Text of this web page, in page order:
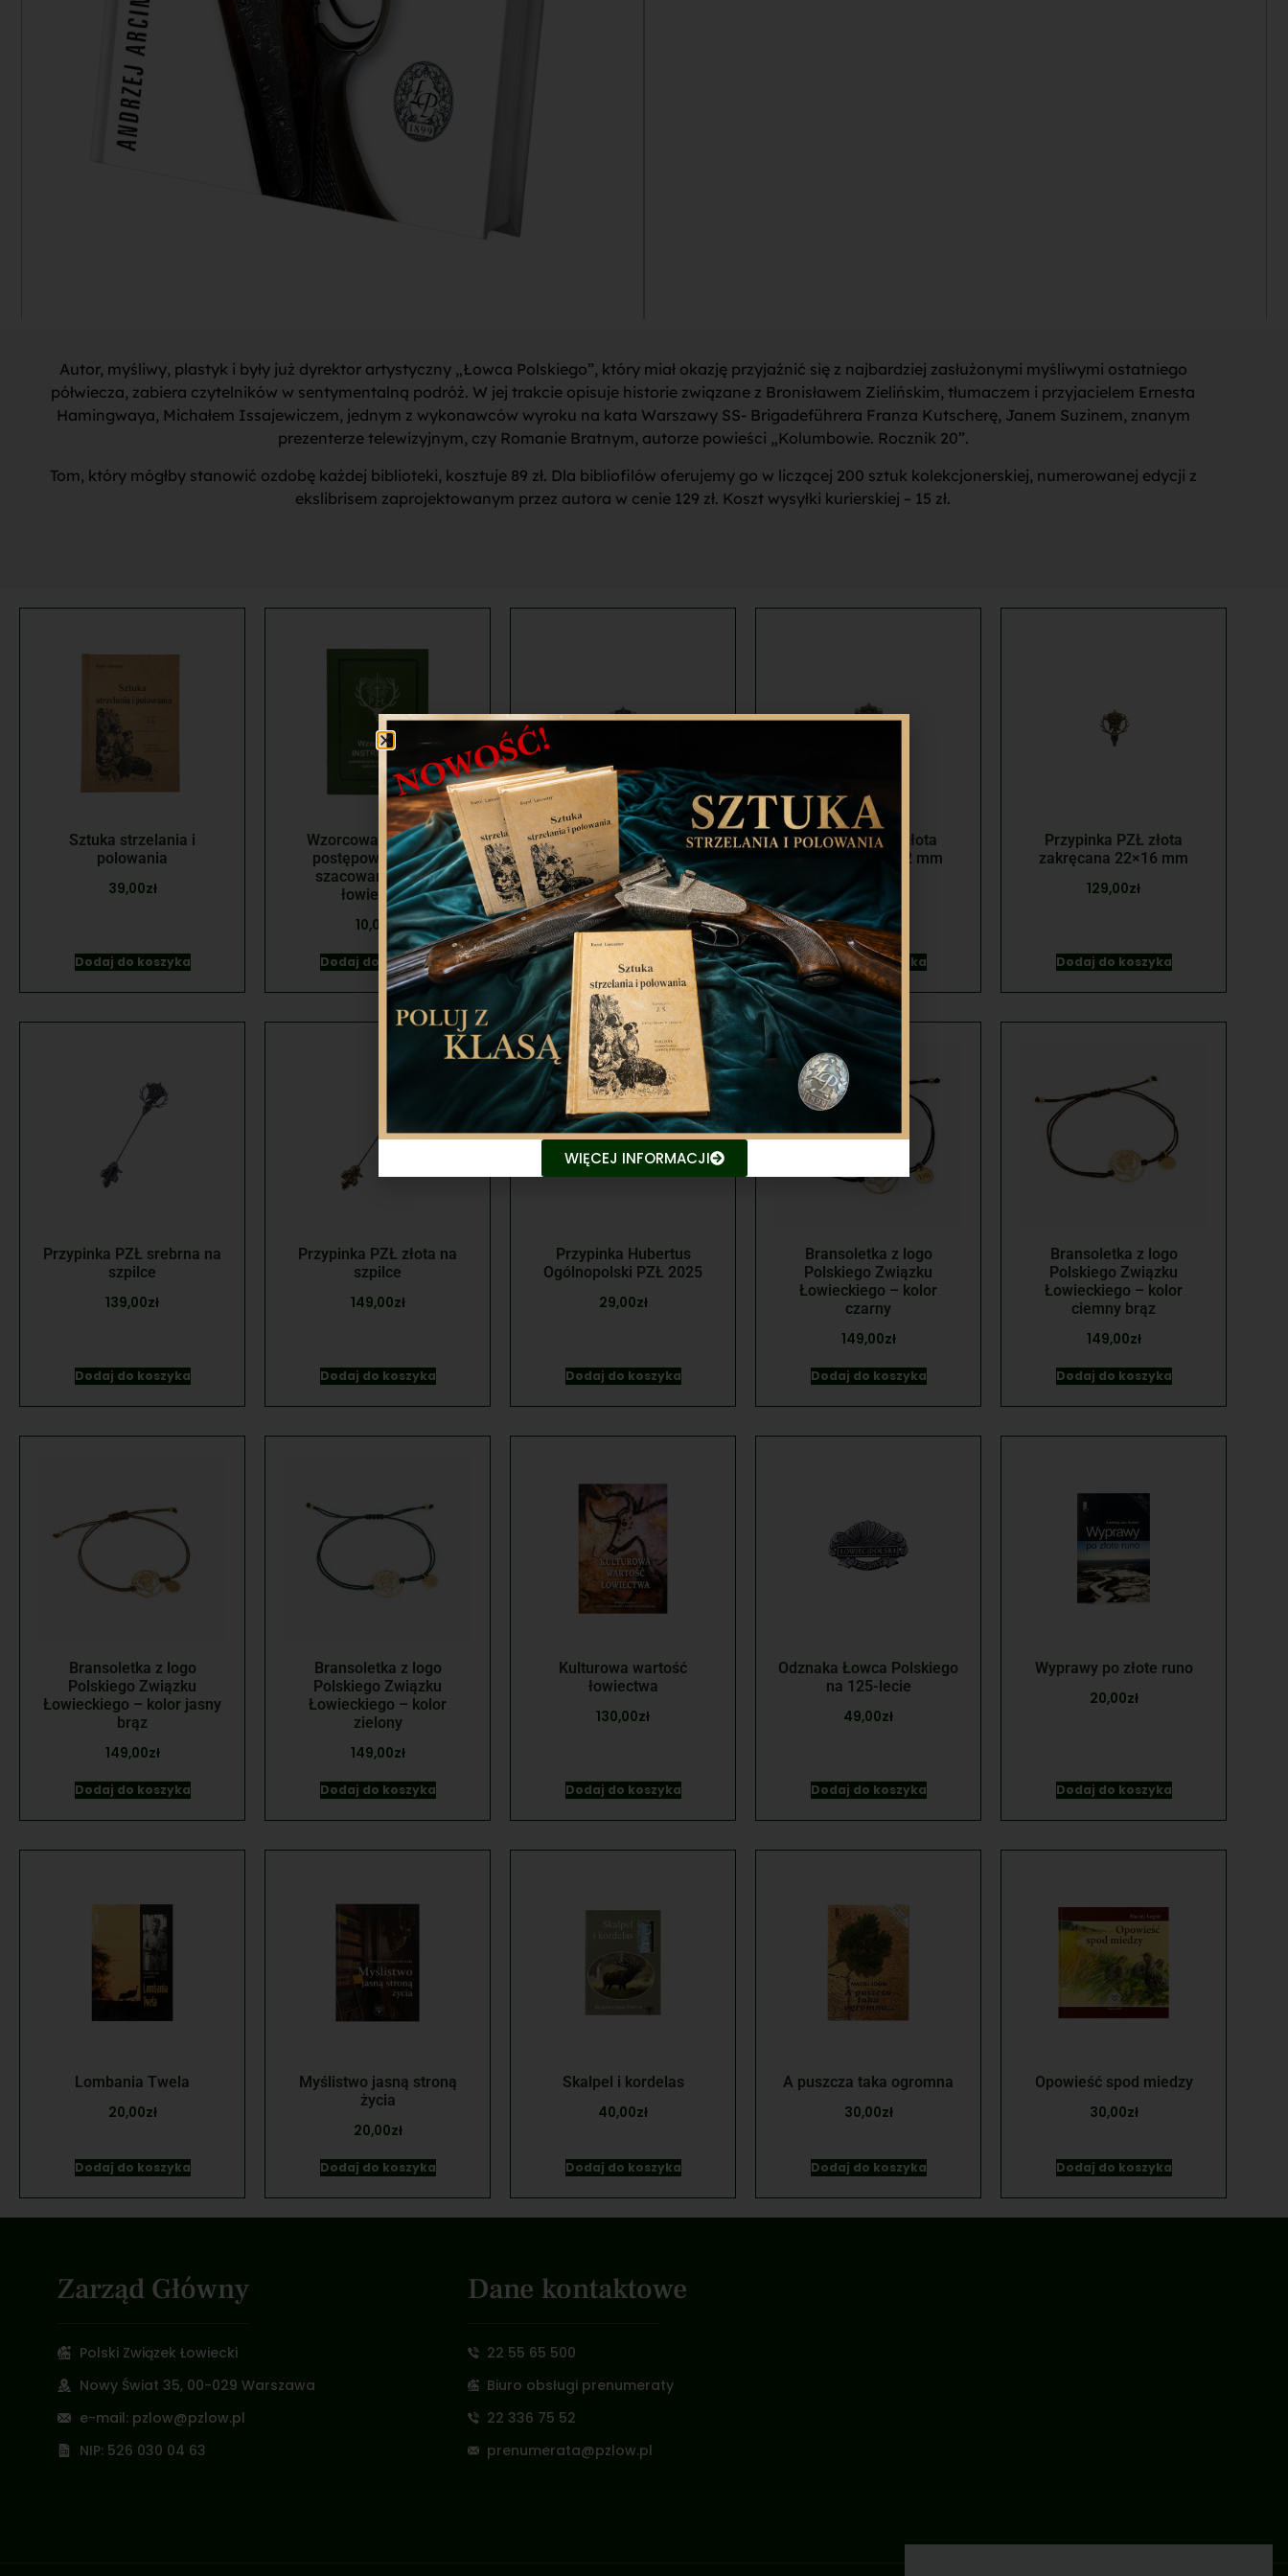
Autor, myśliwy, plastyk i były już dyrektor artystyczny „Łowca Polskiego”, który miał okazję przyjaźnić się z najbardziej zasłużonymi myśliwymi ostatniego
półwiecza, zabiera czytelników w sentymentalną podróż. W jej trakcie opisuje historie związane z Bronisławem Zielińskim, tłumaczem i przyjacielem Ernesta
Hamingwaya, Michałem Issajewiczem, jednym z wykonawców wyroku na kata Warszawy SS- Brigadeführera Franza Kutscherę, Janem Suzinem, znanym
prezenterze telewizyjnym, czy Romanie Bratnym, autorze powieści „Kolumbowie. Rocznik 20”.
Tom, który mógłby stanowić ozdobę każdej biblioteki, kosztuje 89 zł. Dla bibliofilów oferujemy go w liczącej 200 sztuk kolekcjonerskiej, numerowanej edycji z
ekslibrisem zaprojektowanym przez autora w cenie 129 zł. Koszt wysyłki kurierskiej – 15 zł.
Sztuka strzelania i
polowania
39,00zł
Dodaj do koszyka
Wzorcowa instrukcja
postępowania przy
szacowaniu szkód
łowieckich
10,00zł
Dodaj do koszyka
Przypinka PZŁ srebrna
zakręcana 22×16 mm
119,00zł
Dodaj do koszyka
Przypinka PZŁ złota
zakręcana 28×22 mm
139,00
Dodaj do koszyka
Przypinka PZŁ złota
zakręcana 22×16 mm
129,00zł
Dodaj do koszyka
Przypinka PZŁ srebrna na
szpilce
139,00zł
Dodaj do koszyka
Przypinka PZŁ złota na
szpilce
149,00zł
Dodaj do koszyka
Przypinka Hubertus
Ogólnopolski PZŁ 2025
29,00zł
Dodaj do koszyka
Bransoletka z logo
Polskiego Związku
Łowieckiego – kolor
czarny
149,00zł
Dodaj do koszyka
Bransoletka z logo
Polskiego Związku
Łowieckiego – kolor
ciemny brąz
149,00zł
Dodaj do koszyka
Bransoletka z logo
Polskiego Związku
Łowieckiego – kolor jasny
brąz
149,00zł
Dodaj do koszyka
Bransoletka z logo
Polskiego Związku
Łowieckiego – kolor
zielony
149,00zł
Dodaj do koszyka
Kulturowa wartość
łowiectwa
130,00zł
Dodaj do koszyka
Odznaka Łowca Polskiego
na 125-lecie
49,00zł
Dodaj do koszyka
Wyprawy po złote runo
20,00zł
Dodaj do koszyka
Lombania Twela
20,00zł
Dodaj do koszyka
Myślistwo jasną stroną
życia
20,00zł
Dodaj do koszyka
Skalpel i kordelas
40,00zł
Dodaj do koszyka
A puszcza taka ogromna
30,00zł
Dodaj do koszyka
Opowieść spod miedzy
30,00zł
Dodaj do koszyka
Zarząd Główny
Polski Związek Łowiecki
Nowy Świat 35, 00-029 Warszawa
e-mail: pzlow@pzlow.pl
NIP: 526 030 04 63
Dane kontaktowe
22 55 65 500
Biuro obsługi prenumeraty
22 336 75 52
prenumerata@pzlow.pl
WIĘCEJ INFORMACJI